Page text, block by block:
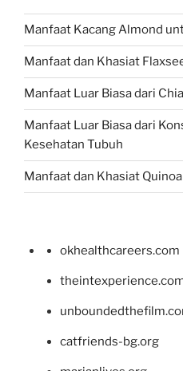
Manfaat Kacang Almond
Manfaat dan Khasiat
Manfaat Luar Biasa dari
Manfaat Luar Biasa dari
Kesehatan Tubuh
Manfaat dan Khasiat
okhealthcareers.com
catfriends-bg.org